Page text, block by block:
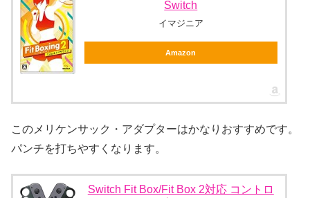
Switch
イマジニア
Amazon
このメリケンサック・アダプターはかなりおすすめです。
パンチを打ちやすくなります。
Switch Fit Box/Fit Box 2対応 コントロ